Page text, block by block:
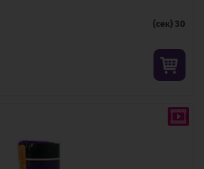
(сек) 30